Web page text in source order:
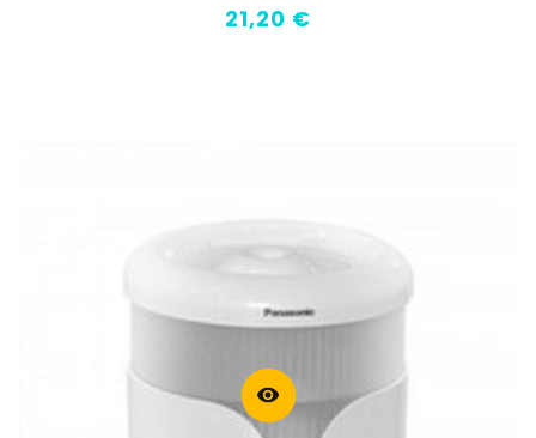
Prix
21,20 €
visibility